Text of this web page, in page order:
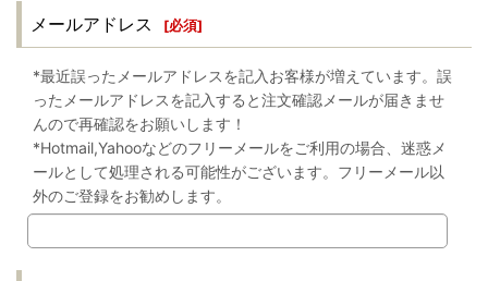
メールアドレス [必須]
*最近誤ったメールアドレスを記入お客様が増えています。誤
ったメールアドレスを記入すると注文確認メールが届きませ
んので再確認をお願いします！
*Hotmail,Yahooなどのフリーメールをご利用の場合、迷惑メ
ールとして処理される可能性がございます。フリーメール以
外のご登録をお勧めします。